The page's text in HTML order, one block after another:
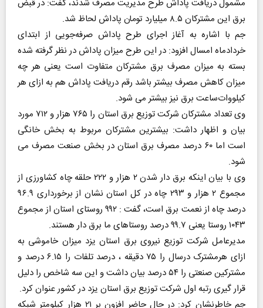
مشمول دریافت پاداش طرح مدیریت مصرف شدند، گفت: در قبض
برق این مشترکان ۸.۵ میلیارد تومان پاداش لحاظ شد.
جم با اشاره به آغاز اجرای طرح پاداش صرفه‌جویی از ابتدای
خردادماه امسال افزود: در این طرح میزان پاداش در نظر گرفته شده
بسته به میزان مصرف برق مشترکان متفاوت است یعنی هر چه
میزان کاهش مصرف بیشتر باشد رقم دریافت پاداش هم به ازای هر
کیلووات‌ساعت برق نیز بیشتر می شود.
وی تعداد مشترکان شرکت توزیع برق استان را ۷۶۵ هزار و ۷۱۲ مورد
بیان و اظهار داشت: بیشترین مشترکان مربوط به بخش خانگی
است اما ۶۰ درصد مصرف برق استان در بخش صنعت مصرف می
شود.
وی با بیان اینکه برق دار شدن ۲ هزار و ۲۲۲ حلقه چاه کشاورزی از
مجموع ۲ هزار و ۲۹۳ چاه در کل استان نشان از برخورداری ۹۶.۹
درصد چاه از نعمت برق است، گفت : ۹۹۲ روستای استان از مجموع
۱۰۴۳ روستا یعنی ۹۹.۷ درصد روستاهای ما برق دار هستند.
مدیرعامل شرکت توزیع نیروی برق استان یزد میزان خاموشی به
ازای هرمشترک درسال را ۷۵ دقیقه ، درصد تلفات را ۶.۱۵ درصد و
مشترکین صنعتی را ۵۴ درصد بیان داشت و این سه شاخص را دلیل
قرار گیری رتبه اول شرکت توزیع برق استان یزد در کشور عنوان کرد.
جم خاطرنشان کرد: در حال حاضر افزون بر ۲۱ هزار کیلومتر شبکه